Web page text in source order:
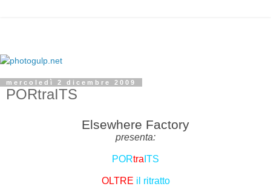
mercoledì 2 dicembre 2009
PORtraITS
Elsewhere Factory
presenta:
PORtra ITS
OLTRE il ritratto